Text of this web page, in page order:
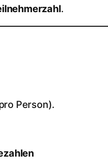
.
Person).